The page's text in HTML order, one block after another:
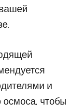
и
осмоса, чтобы